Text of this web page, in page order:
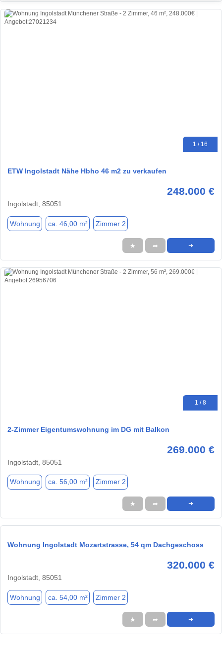
1 / 16
ETW Ingolstadt Nähe Hbho 46 m2 zu verkaufen
248.000 €
Ingolstadt, 85051
Wohnung ca. 46,00 m² Zimmer 2
★ ➦ ➜
1 / 8
2-Zimmer Eigentumswohnung im DG mit Balkon
269.000 €
Ingolstadt, 85051
Wohnung ca. 56,00 m² Zimmer 2
★ ➦ ➜
Wohnung Ingolstadt Mozartstrasse, 54 qm Dachgeschoss
320.000 €
Ingolstadt, 85051
Wohnung ca. 54,00 m² Zimmer 2
★ ➦ ➜